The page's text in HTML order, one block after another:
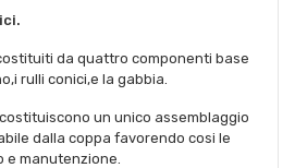
da quattro componenti base
rulli conici,e la gabbia.
un unico assemblaggio
dalla coppa favorendo cosi le
e manutenzione.